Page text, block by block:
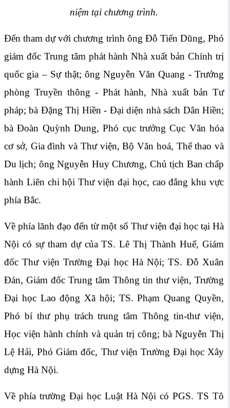
niệm tại chương trình.
Đến tham dự với chương trình ông Đỗ Tiến Dũng, Phó
giám đốc Trung tâm phát hành Nhà xuất bản Chính trị
quốc gia – Sự thật; ông Nguyễn Văn Quang - Trưởng
phòng Truyền thông - Phát hành, Nhà xuất bản Tư
pháp; bà Đặng Thị Hiền - Đại diện nhà sách Dân Hiền;
bà Đoàn Quỳnh Dung, Phó cục trưởng Cục Văn hóa
cơ sở, Gia đình và Thư viện, Bộ Văn hoá, Thể thao và
Du lịch; ông Nguyễn Huy Chương, Chủ tịch Ban chấp
hành Liên chi hội Thư viện đại học, cao đẳng khu vực
phía Bắc.
Về phía lãnh đạo đến từ một số Thư viện đại học tại Hà
Nội có sự tham dự của TS. Lê Thị Thành Huế, Giám
đốc Thư viện Trường Đại học Hà Nội; TS. Đỗ Xuân
Đán, Giám đốc Trung tâm Thông tin thư viện, Trường
Đại học Lao động Xã hội; TS. Phạm Quang Quyền,
Phó bí thư phụ trách trung tâm Thông tin-thư viện,
Học viện hành chính và quản trị công; bà Nguyễn Thị
Lệ Hải, Phó Giám đốc, Thư viện Trường Đại học Xây
dựng Hà Nội.
Về phía trường Đại học Luật Hà Nội có PGS. TS Tô